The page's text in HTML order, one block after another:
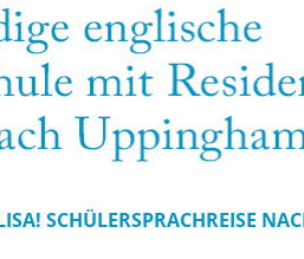
SCHÜLERSPRACHREISE